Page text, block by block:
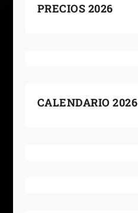
PRECIOS 2026
CALENDARIO 2026